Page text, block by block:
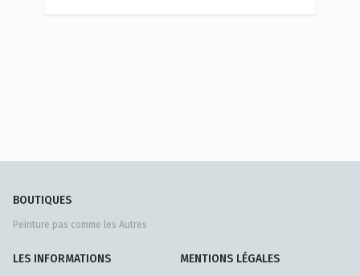
BOUTIQUES
Peinture pas comme les Autres
LES INFORMATIONS MENTIONS LÉGALES